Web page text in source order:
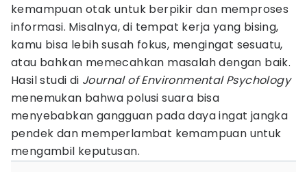
kemampuan otak untuk berpikir dan memproses
informasi. Misalnya, di tempat kerja yang bising,
kamu bisa lebih susah fokus, mengingat sesuatu,
atau bahkan memecahkan masalah dengan baik.
Hasil studi di Journal of Environmental Psychology
menemukan bahwa polusi suara bisa
menyebabkan gangguan pada daya ingat jangka
pendek dan memperlambat kemampuan untuk
mengambil keputusan.